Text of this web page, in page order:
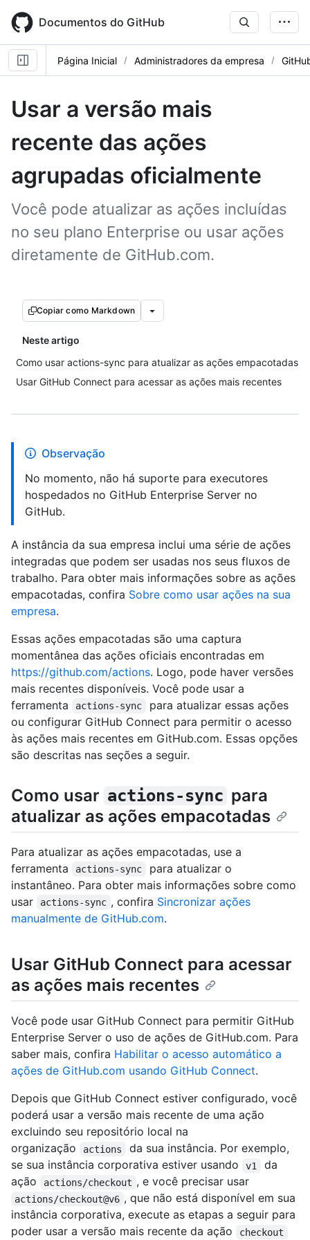
main
content
Documentos do GitHub
Página Inicial Administradores da empresa
Usar a versão mais
recente das ações
agrupadas oficialmente
Você pode atualizar as ações incluídas
no seu plano Enterprise ou usar ações
diretamente de GitHub.com.
Copiar como Markdown
Neste artigo
Como usar actions-sync para atualizar as ações empacotadas
Usar GitHub Connect para acessar as ações mais recentes
Observação
No momento, não há suporte para executores
hospedados no GitHub Enterprise Server no
GitHub.
A instância da sua empresa inclui uma série de ações
integradas que podem ser usadas nos seus fluxos de
trabalho. Para obter mais informações sobre as ações
empacotadas, confira Sobre como usar ações na sua
empresa.
Essas ações empacotadas são uma captura
momentânea das ações oficiais encontradas em
https://github.com/actions. Logo, pode haver versões
mais recentes disponíveis. Você pode usar a
ferramenta
actions-sync
para atualizar essas ações
ou configurar GitHub Connect para permitir o acesso
às ações mais recentes em GitHub.com. Essas opções
são descritas nas seções a seguir.
Como usar actions-sync para
atualizar as ações empacotadas
Para atualizar as ações empacotadas, use a
ferramenta
actions-sync
para atualizar o
instantâneo. Para obter mais informações sobre como
usar
actions-sync , confira Sincronizar ações
manualmente de GitHub.com.
Usar GitHub Connect para acessar
as ações mais recentes
Você pode usar GitHub Connect para permitir GitHub
Enterprise Server o uso de ações de GitHub.com. Para
saber mais, confira Habilitar o acesso automático a
ações de GitHub.com usando GitHub Connect.
Depois que GitHub Connect estiver configurado, você
poderá usar a versão mais recente de uma ação
excluindo seu repositório local na
organização
actions
da sua instância. Por exemplo,
se sua instância corporativa estiver usando
v1
da
ação
actions/checkout , e você precisar usar
actions/checkout@v6 , que não está disponível em sua
instância corporativa, execute as etapas a seguir para
poder usar a versão mais recente da ação
checkout